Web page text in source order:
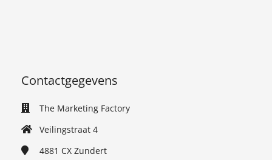
Contactgegevens
The Marketing Factory
Veilingstraat 4
4881 CX Zundert